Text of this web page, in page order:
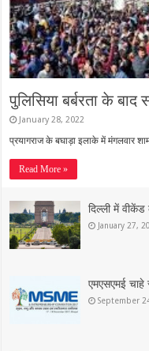
पुलिसिया बर्बरता के बाद
January 28, 2022
प्रयागराज के बघाड़ा इलाके में मंगलवार
Read More »
दिल्ली में
January 27,
एमएसएमई
September